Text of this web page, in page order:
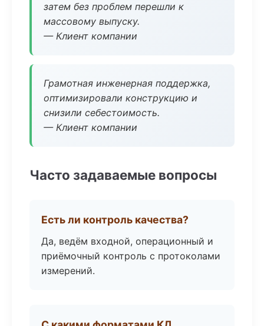
затем без проблем перешли к
массовому выпуску.
— Клиент компании
Грамотная инженерная поддержка,
оптимизировали конструкцию и
снизили себестоимость.
— Клиент компании
Часто задаваемые вопросы
Есть ли контроль качества?
Да, ведём входной, операционный и
приёмочный контроль с протоколами
измерений.